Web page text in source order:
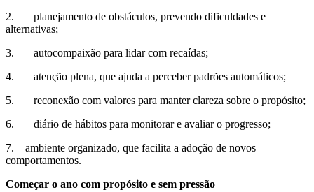
2. planejamento de obstáculos, prevendo dificuldades e
alternativas;
3. autocompaixão para lidar com recaídas;
4. atenção plena, que ajuda a perceber padrões automáticos;
5. reconexão com valores para manter clareza sobre o propósito;
6. diário de hábitos para monitorar e avaliar o progresso;
7. ambiente organizado, que facilita a adoção de novos
comportamentos.
Começar o ano com propósito e sem pressão